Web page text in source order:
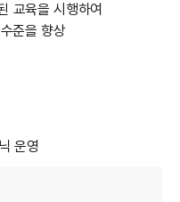
교육을 시행하여
준을 향상
운영